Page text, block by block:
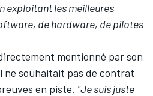
exploitant les meilleures
de hardware, de pilotes
mentionné par son
ne souhaitait pas de contrat
en piste. "Je suis juste